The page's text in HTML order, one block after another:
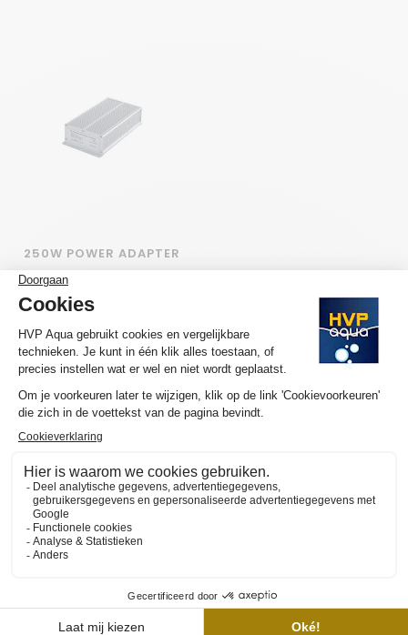
250W POWER ADAPTER
€134,95
ABONNEER JE OP ONZE NIEUWSBRIEF
Ontvang als eerste nieuws, updates en speciale